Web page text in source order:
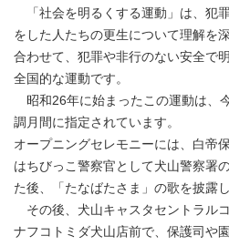
「社会を明るくする運動」は、犯
をした人たちの更生について理解を
合わせて、犯罪や非行のない安全で
全国的な運動です。
昭和26年に始まったこの運動は、
調月間に指定されています。
オープニングセレモニーには、白帝
はちびっこ警察官として犬山警察署
た後、「たなばたさま」の歌を披露し
その後、犬山キャスタセントラル
ナフコトミダ犬山店前で、保護司や